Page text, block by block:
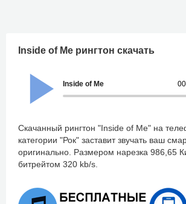
Inside of Me рингтон скачать
Inside of Me
Скачанный рингтон "Inside of Me" на
категории "Рок" заставит звучать ваш
оригинально. Размером нарезка 986,65
битрейтом 320 kb/s.